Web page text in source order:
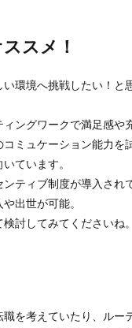
スメ！
環境へ挑戦したい！と
ングワークで満足感や
コミュケーション能力を
ています。
ティブ制度が導入され
出世が可能。
討してみてくださいね。
を考えていたり、ルー